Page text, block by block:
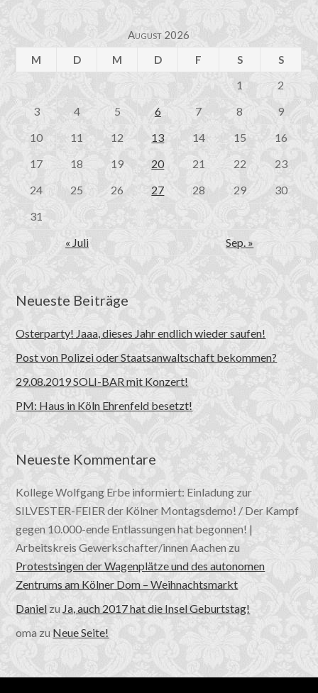
August 2026
M
D M D F S S
1
2
3
4 5 6 7 8
9
10
11 12 13 14 15
16
17
18 19 20 21 22
23
24
25 26 27 28 29
30
31
« Juli
Sep. »
Neueste Beiträge
Osterparty! Jaaa, dieses Jahr endlich wieder saufen!
Post von Polizei oder Staatsanwaltschaft bekommen?
29.08.2019 SOLI-BAR mit Konzert!
PM: Haus in Köln Ehrenfeld besetzt!
Neueste Kommentare
Kollege Wolfgang Erbe informiert: Einladung zur
SILVESTER-FEIER der Kölner Montagsdemo! / Der Kampf
gegen 10.000-ende Entlassungen hat begonnen! |
Arbeitskreis Gewerkschafter/innen Aachenzu
Protestsingen der Wagenplätze und des autonomen
Zentrums am Kölner Dom – Weihnachtsmarkt
Daniel zuJa, auch 2017 hat die Insel Geburtstag!
oma zuNeue Seite!